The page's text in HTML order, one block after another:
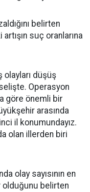
belirten
suç oranlarına
düşüş
Operasyon
göre önemli bir
arasında
il konumundayız.
olan illerden biri
olay sayısının en
olduğunu belirten